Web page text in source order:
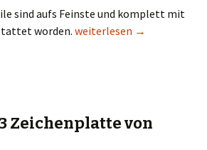
sind aufs Feinste und komplett mit
worden. Reißbrett A3
weiterlesen →
Zeichenplatte von